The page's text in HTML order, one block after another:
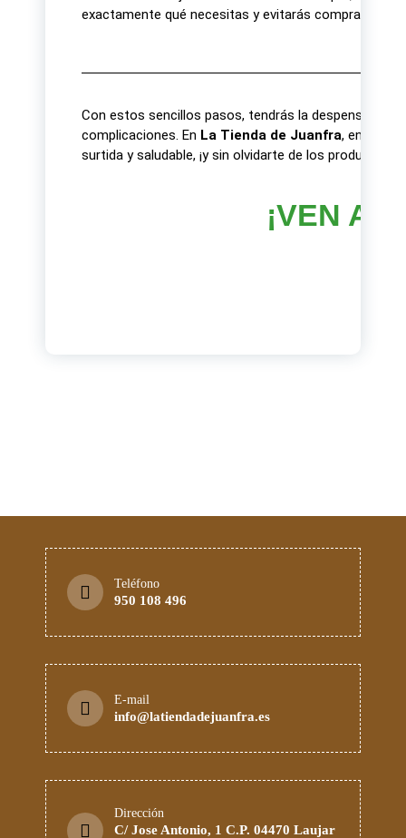
exactamente qué necesitas y evitarás comprar
Con estos sencillos pasos, tendrás la despensa
complicaciones. En La Tienda de Juanfra,
surtida y saludable, ¡y sin olvidarte de los productos
¡VEN A
Teléfono
950 108 496
E-mail
info@latiendadejuanfra.es
Dirección
C/ Jose Antonio, 1 C.P. 04470 Laujar